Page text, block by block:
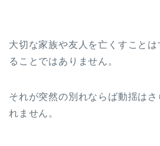
大切な家族や友人を亡くすこと
ることではありません。
それが突然の別れならば動揺は
れません。